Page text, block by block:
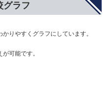
グラフ
りやすくグラフにしています。
可能です。